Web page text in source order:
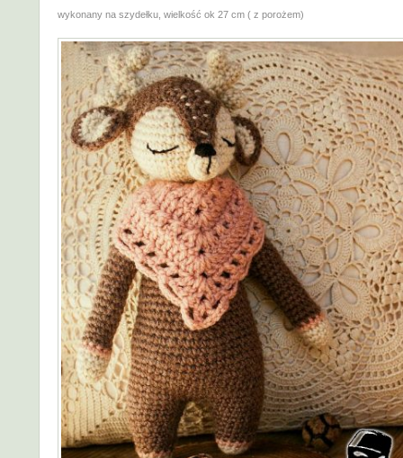
wykonany na szydełku, wielkość ok 27 cm ( z porożem)